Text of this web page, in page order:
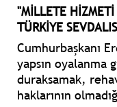
"MİLLETE
TÜRKİYE
Cumhurbaşkanı
yapsın
duraksamak,
haklarının